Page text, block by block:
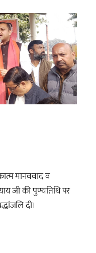
मानववाद व
जी की पुण्यतिथि पर
दी।